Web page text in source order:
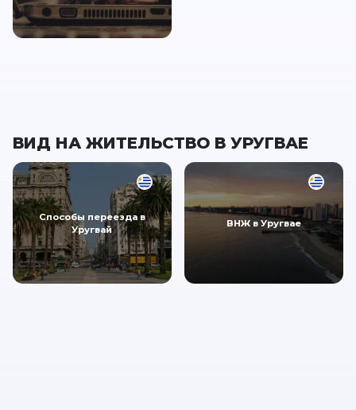
ВИД НА ЖИТЕЛЬСТВО В УРУГВАЕ
Способы переезда в
Уругвай
ВНЖ в Уругвае